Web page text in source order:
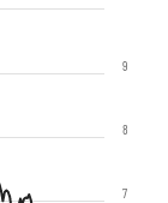
7
8
9